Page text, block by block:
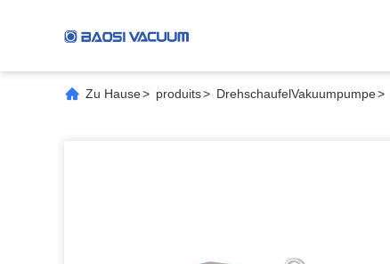
Zu Hause> produits> DrehschaufelVakuumpumpe>